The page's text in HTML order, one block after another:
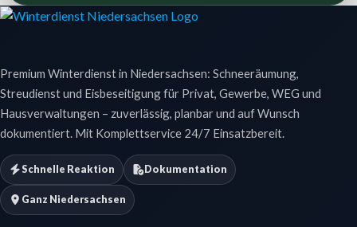
Premium Winterdienst in Niedersachsen: Schneeräumung,
Streudienst und Eisbeseitigung für Privat, Gewerbe, WEG und
Hausverwaltungen – zuverlässig, planbar und auf Wunsch
dokumentiert. Mit Komplettservice 24/7 Einsatzbereit.
Schnelle Reaktion Dokumentation
Ganz Niedersachsen